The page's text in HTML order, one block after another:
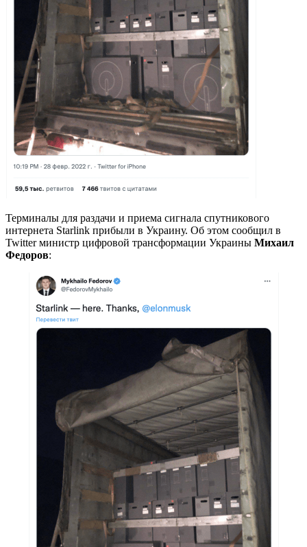
Терминалы для раздачи и приема сигнала спутникового
интернета Starlink​ прибыли в Украину. Об этом сообщил в
Twitter министр цифровой трансформации Украины Михаил
Федоров: